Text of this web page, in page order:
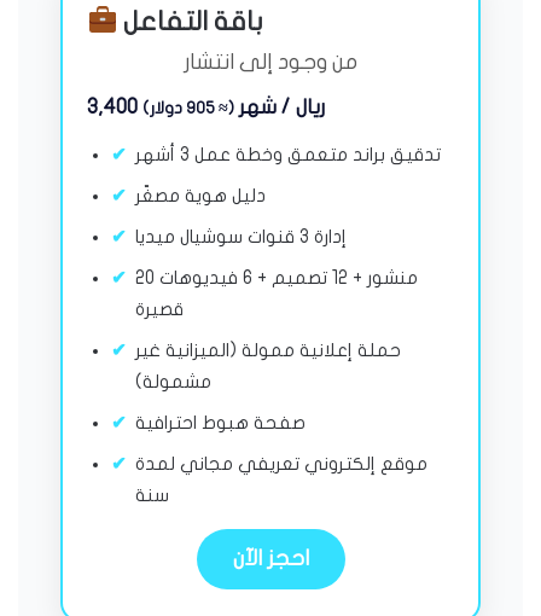
باقة التفاعل
من وجود إلى انتشار
3,400 ريال / شهر (≈ 905 دولار)
تدقيق براند متعمق وخطة عمل 3 أشهر
دليل هوية مصغّر
إدارة 3 قنوات سوشيال ميديا
20 منشور + 12 تصميم + 6 فيديوهات
قصيرة
حملة إعلانية ممولة (الميزانية غير
مشمولة)
صفحة هبوط احترافية
موقع إلكتروني تعريفي مجاني لمدة
سنة
احجز الآن